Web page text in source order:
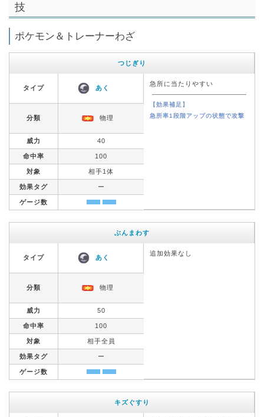
技
ポケモン＆トレーナーわざ
つじぎり
タイプ あく
急所に当たりやすい
【効果補足】
急所率1段階アップの状態で攻撃
分類 物理
威力 40
命中率 100
対象 相手1体
効果タグ ー
ゲージ数
ぶんまわす
タイプ あく
追加効果なし
分類 物理
威力 50
命中率 100
対象 相手全員
効果タグ ー
ゲージ数
キズぐすり